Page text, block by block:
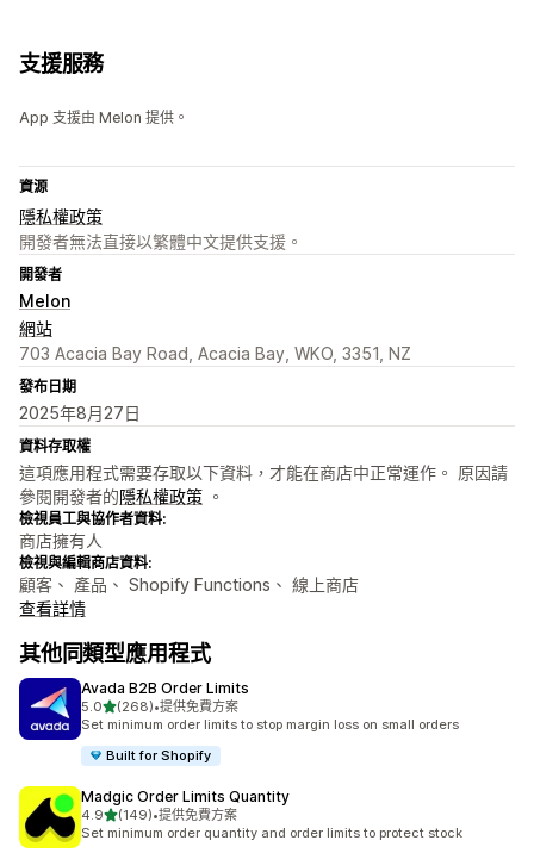
支援服務
App 支援由 Melon 提供。
資源
隱私權政策
開發者無法直接以繁體中文提供支援。
開發者
Melon
網站
703 Acacia Bay Road, Acacia Bay, WKO, 3351, NZ
發布日期
2025年8月27日
資料存取權
這項應用程式需要存取以下資料，才能在商店中正常運作。 原因請
參閱開發者的隱私權政策 。
檢視員工與協作者資料:
商店擁有人
檢視與編輯商店資料:
顧客、 產品、 Shopify Functions、 線上商店
查看詳情
其他同類型應用程式
Avada B2B Order Limits
5.0滿分 5 顆星
(268)
共有 268 則評價
•提供免費方案
Set minimum order limits to stop margin loss on small orders
Built for Shopify
Madgic Order Limits Quantity
4.9滿分 5 顆星
(149)
共有 149 則評價
•提供免費方案
Set minimum order quantity and order limits to protect stock